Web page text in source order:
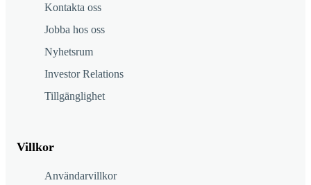
Kontakta oss
Jobba hos oss
Nyhetsrum
Investor Relations
Tillgänglighet
Villkor
Användarvillkor